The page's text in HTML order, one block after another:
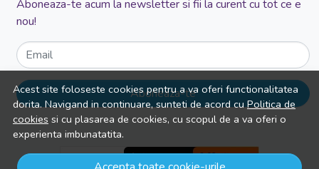
Acest site foloseste cookies pentru a va oferi functionalitatea
dorita. Navigand in continuare, sunteti de acord cuPolitica de
cookies si cu plasarea de cookies, cu scopul de a va oferi o
experienta imbunatatita.
Aboneaza-te acum la newsletter si fii la curent cu tot ce e
nou!
Email
Aboneaza-te